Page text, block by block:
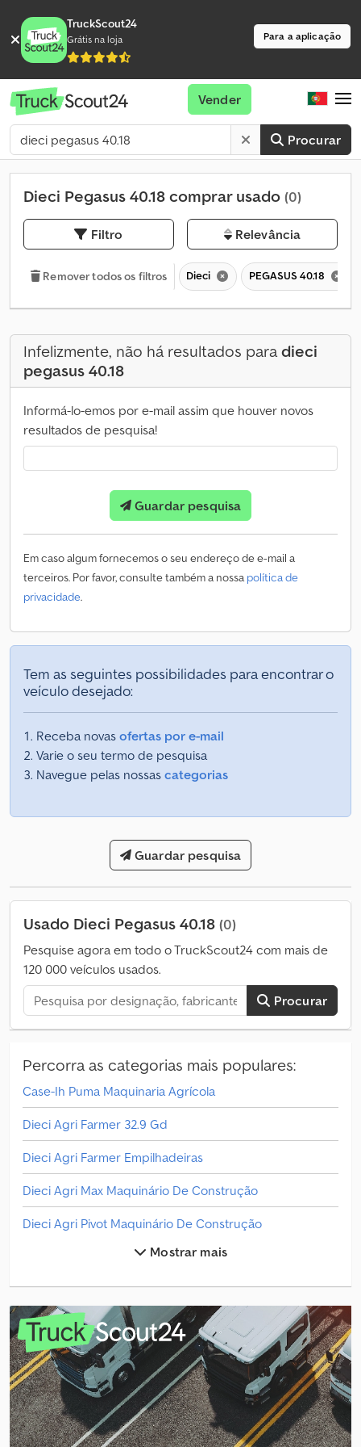
TruckScout24
Grátis na loja Para a aplicação
Procurar
Vender
Dieci Pegasus 40.18 comprar usado (0)
Filtro Relevância
Remover todos os filtros Dieci PEGASUS 40.18
Infelizmente, não há resultados paradieci
pegasus 40.18
Informá-lo-emos por e-mail assim que houver novos
resultados de pesquisa!
Guardar pesquisa
Em caso algum fornecemos o seu endereço de e-mail a
terceiros. Por favor, consulte também a nossa política de
privacidade.
Tem as seguintes possibilidades para encontrar o
veículo desejado:
Receba novas ofertas por e-mail
Varie o seu termo de pesquisa
Navegue pelas nossas categorias
Guardar pesquisa
Usado Dieci Pegasus 40.18 (0)
Pesquise agora em todo o TruckScout24 com mais de
120 000 veículos usados.
Procurar
Percorra as categorias mais populares:
Case-Ih Puma Maquinaria Agrícola
Dieci Agri Farmer 32.9 Gd
Dieci Agri Farmer Empilhadeiras
Dieci Agri Max Maquinário De Construção
Dieci Agri Pivot Maquinário De Construção
Dieci Carregador De Rodas
Dieci Carregador Telescópico
Dieci Dh Maquinário De Construção
Dieci Dumper
Dieci Empilhadeiras
Dieci Empilhador De Braço Telescópico
Mostrar mais